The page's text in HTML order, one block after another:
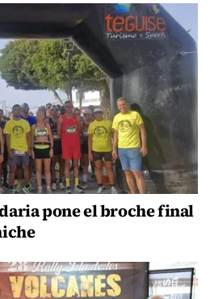
pone el broche final